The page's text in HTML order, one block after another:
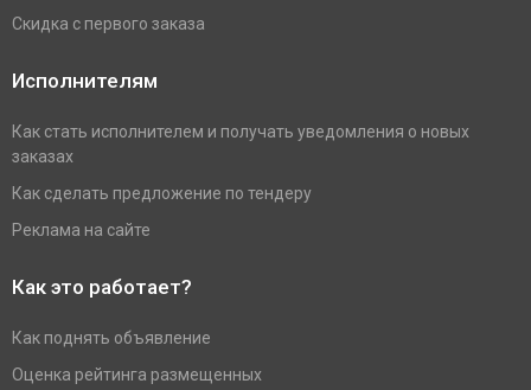
Скидка с первого заказа
Исполнителям
Как стать исполнителем и получать уведомления о новых
заказах
Как сделать предложение по тендеру
Реклама на сайте
Как это работает?
Как поднять объявление
Оценка рейтинга размещенных